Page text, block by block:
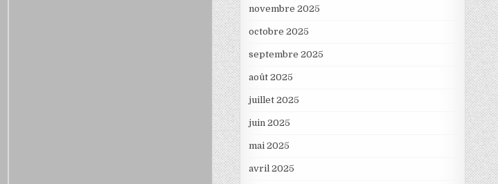
novembre 2025
octobre 2025
septembre 2025
août 2025
juillet 2025
juin 2025
mai 2025
avril 2025